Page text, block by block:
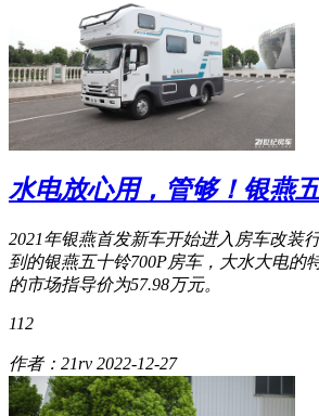
水电放心用，管够！银燕
2021年银燕首发新车开始进入房车改装
到的银燕五十铃700P房车，大水大电
的市场指导价为57.98万元。
112
作者：21rv 2022-12-27